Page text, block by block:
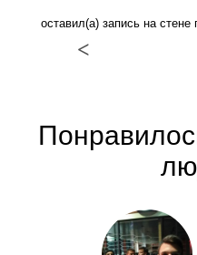
оставил(а) запись на стене
<